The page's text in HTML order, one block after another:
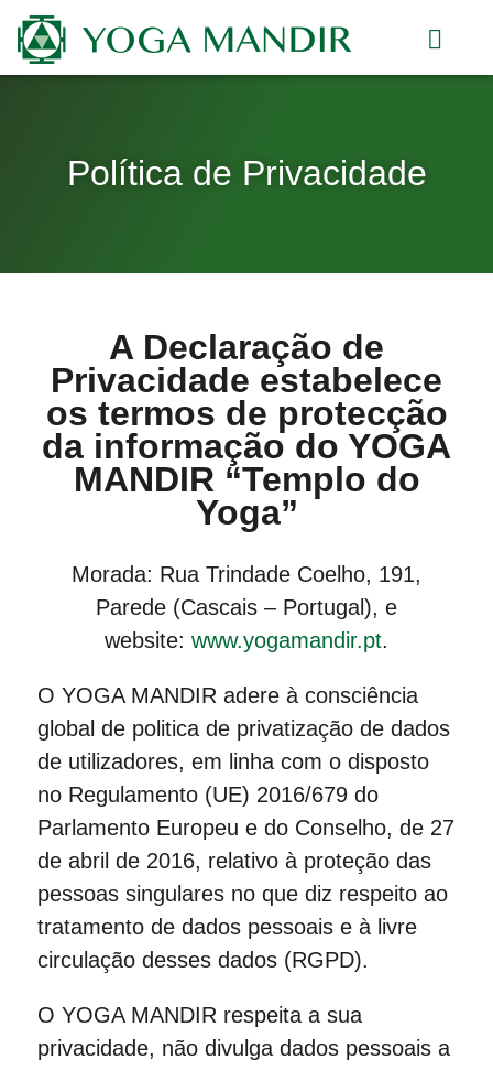
Política de Privacidade
A Declaração de
Privacidade estabelece
os termos de protecção
da informação do YOGA
MANDIR “Templo do
Yoga”
Morada: Rua Trindade Coelho, 191,
Parede (Cascais – Portugal), e
website: www.yogamandir.pt.
O YOGA MANDIR adere à consciência
global de politica de privatização de dados
de utilizadores, em linha com o disposto
no Regulamento (UE) 2016/679 do
Parlamento Europeu e do Conselho, de 27
de abril de 2016, relativo à proteção das
pessoas singulares no que diz respeito ao
tratamento de dados pessoais e à livre
circulação desses dados (RGPD).
O YOGA MANDIR respeita a sua
privacidade, não divulga dados pessoais a